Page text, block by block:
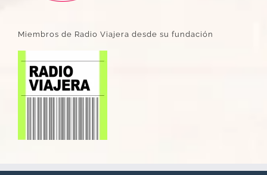
Miembros de Radio Viajera desde su fundación